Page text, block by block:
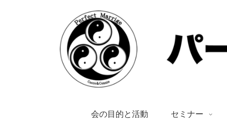
会の目的と活動 セミナー